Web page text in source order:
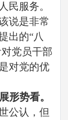
民服务。
说是非常
出的“八
党员干部
对党的优
形势看。
公认，但